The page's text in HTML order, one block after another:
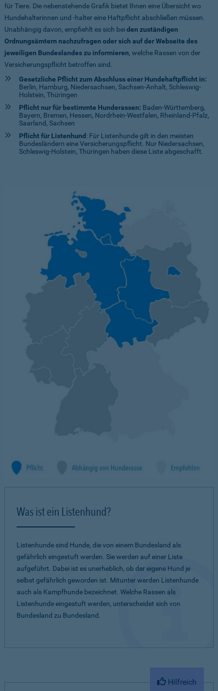
für Tiere. Die nebenstehende Grafik bietet Ihnen eine Übersicht wo
Hundehalterinnen und -halter eine Haftpflicht abschließen müssen.
Unabhängig davon, empfiehlt es sich beiden zuständigen
Ordnungsämtern nachzufragen oder sich auf der Webseite des
jeweiligen Bundeslandes zu informieren, welche Rassen von der
Versicherungspflicht betroffen sind.
Gesetzliche Pflicht zum Abschluss einer Hundehaftpflicht in:
Berlin, Hamburg, Niedersachsen, Sachsen-Anhalt, Schleswig-
Holstein, Thüringen
Pflicht nur für bestimmte Hunderassen: Baden-Württemberg,
Bayern, Bremen, Hessen, Nordrhein-Westfalen, Rheinland-Pfalz,
Saarland, Sachsen
Pflicht für Listenhund : Für Listenhunde gilt in den meisten
Bundesländern eine Versicherungspflicht. Nur Niedersachsen,
Schleswig-Holstein, Thüringen haben diese Liste abgeschafft.
Was ist ein Listenhund?
Listenhunde sind Hunde, die von einem Bundesland als
gefährlich eingestuft werden. Sie werden auf einer Liste
aufgeführt. Dabei ist es unerheblich, ob der eigene Hund je
selbst gefährlich geworden ist. Mitunter werden Listenhunde
auch als Kampfhunde bezeichnet. Welche Rassen als
Listenhunde eingestuft werden, unterscheidet sich von
Bundesland zu Bundesland.
Hilfreich